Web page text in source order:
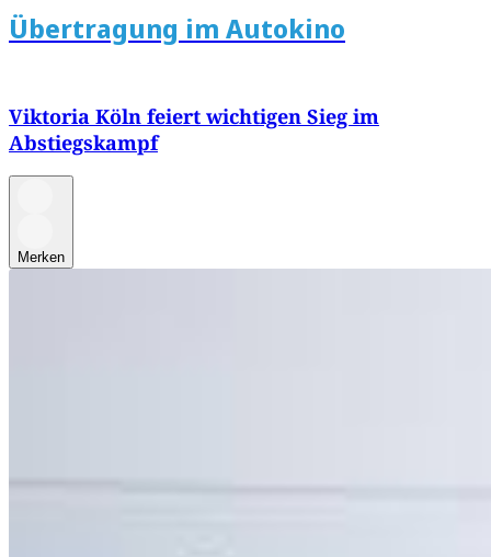
Übertragung im Autokino
Viktoria Köln feiert wichtigen Sieg im
Abstiegskampf
Merken